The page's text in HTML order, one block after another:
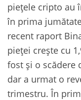
piețele cripto au
în prima
recent raport
pieței crește cu
fost și o scădere
dar a urmat o
trimestru. În